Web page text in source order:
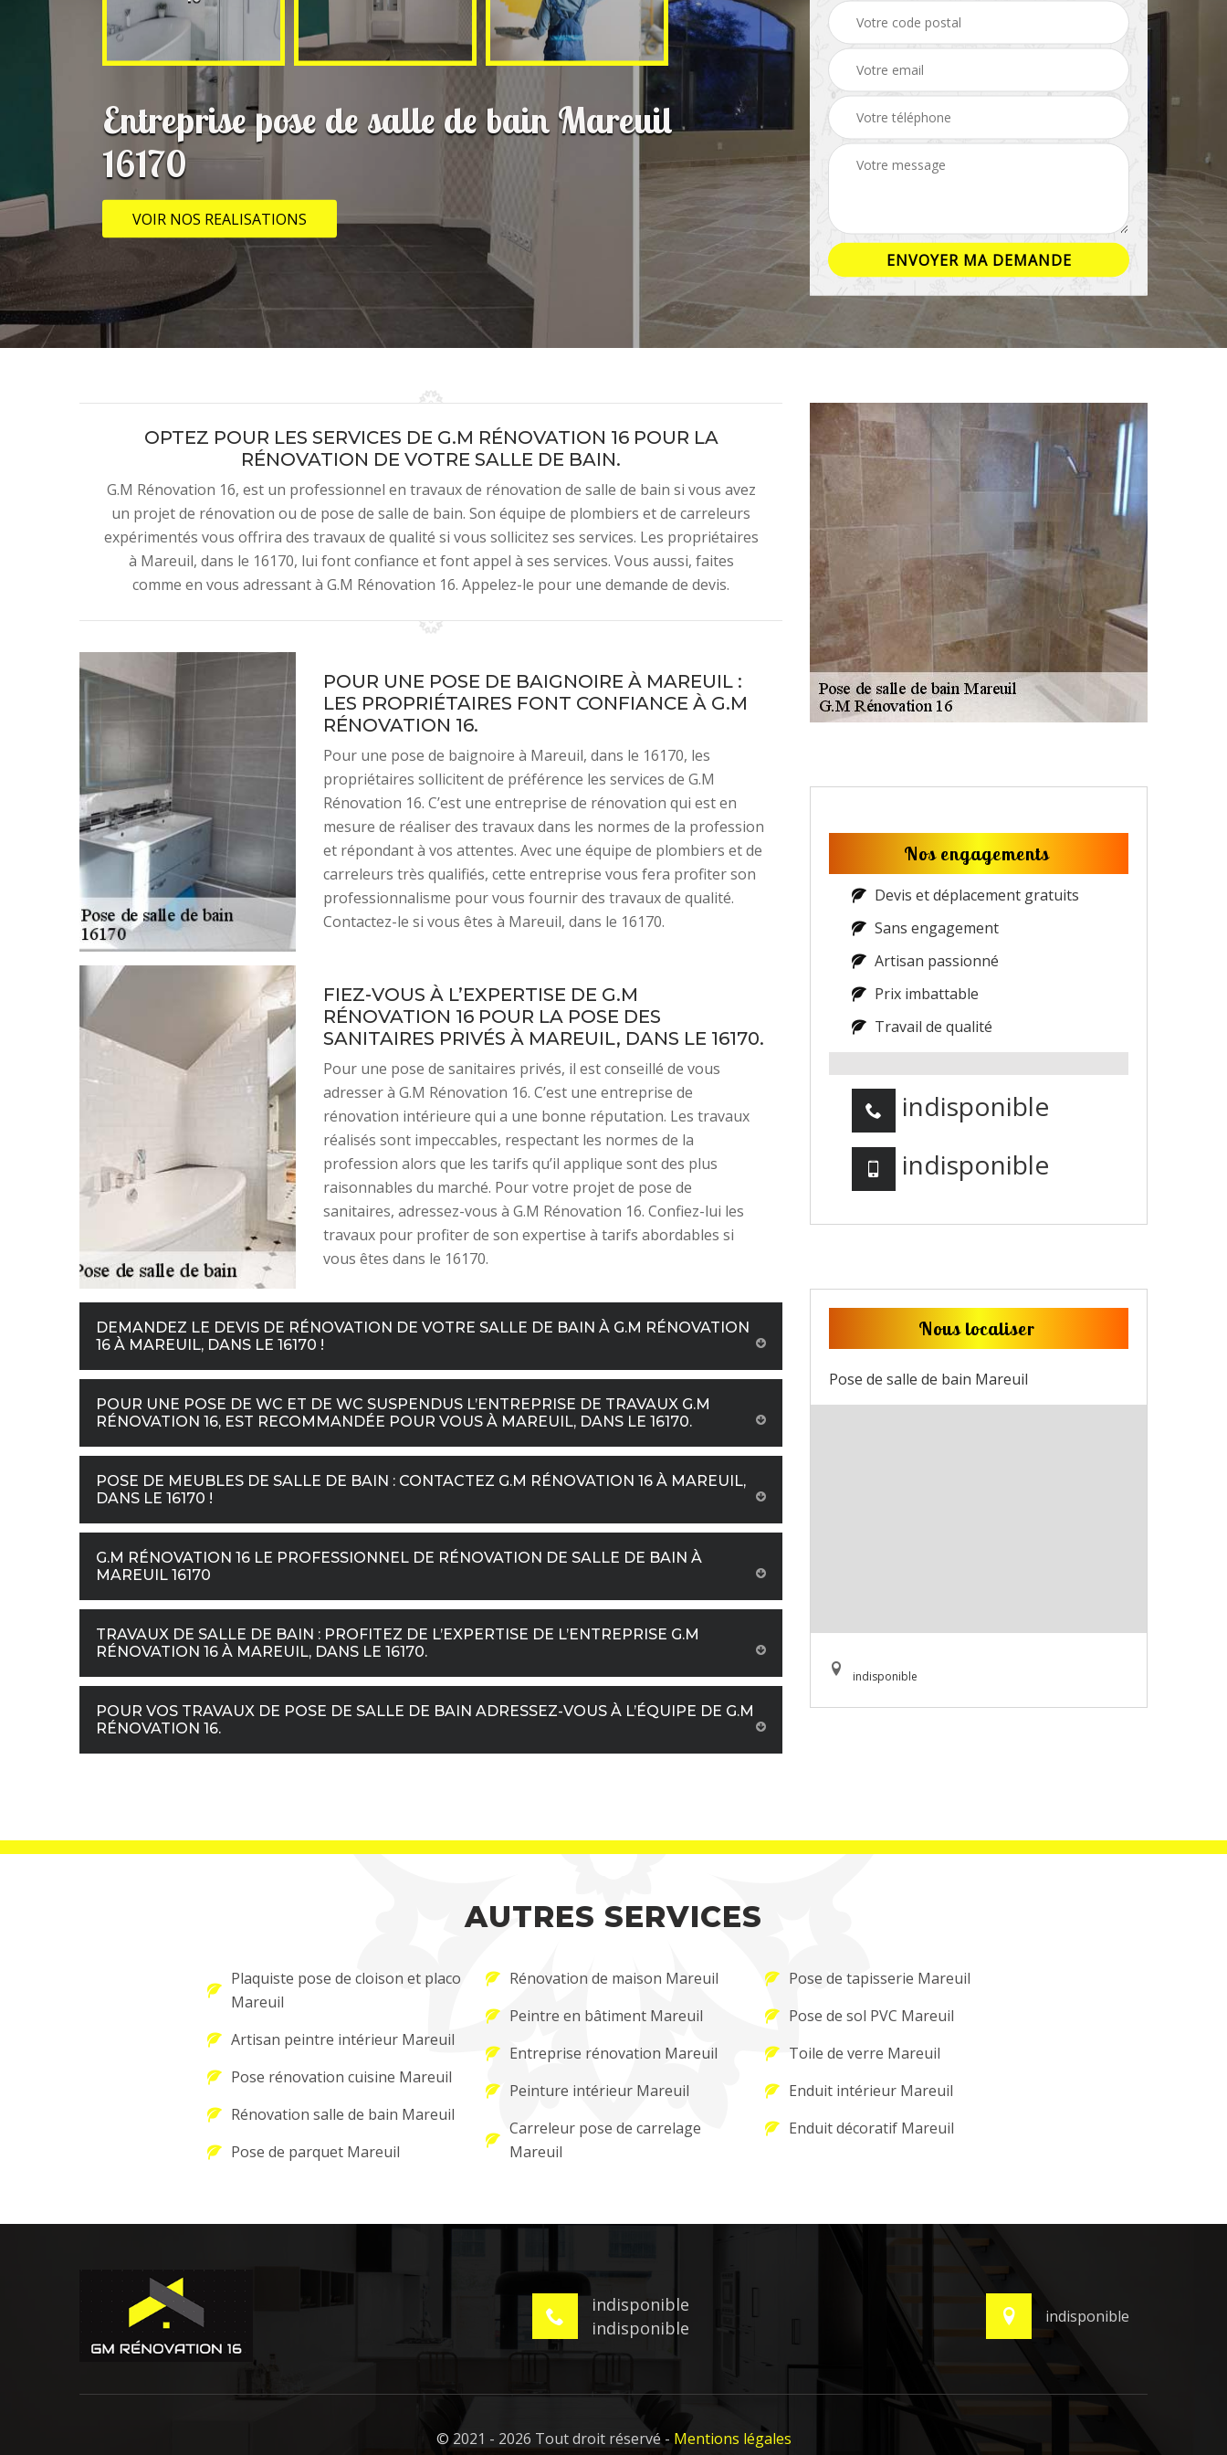
Entreprise pose de salle de bain Mareuil
16170
VOIR NOS REALISATIONS
OPTEZ POUR LES SERVICES DE G.M RÉNOVATION 16 POUR LA
RÉNOVATION DE VOTRE SALLE DE BAIN.
G.M Rénovation 16, est un professionnel en travaux de rénovation de salle de bain si vous avez
un projet de rénovation ou de pose de salle de bain. Son équipe de plombiers et de carreleurs
expérimentés vous offrira des travaux de qualité si vous sollicitez ses services. Les propriétaires
à Mareuil, dans le 16170, lui font confiance et font appel à ses services. Vous aussi, faites
comme en vous adressant à G.M Rénovation 16. Appelez-le pour une demande de devis.
POUR UNE POSE DE BAIGNOIRE À MAREUIL :
LES PROPRIÉTAIRES FONT CONFIANCE À G.M
RÉNOVATION 16.
Pour une pose de baignoire à Mareuil, dans le 16170, les
propriétaires sollicitent de préférence les services de G.M
Rénovation 16. C’est une entreprise de rénovation qui est en
mesure de réaliser des travaux dans les normes de la profession
et répondant à vos attentes. Avec une équipe de plombiers et de
carreleurs très qualifiés, cette entreprise vous fera profiter son
professionnalisme pour vous fournir des travaux de qualité.
Contactez-le si vous êtes à Mareuil, dans le 16170.
FIEZ-VOUS À L’EXPERTISE DE G.M
RÉNOVATION 16 POUR LA POSE DES
SANITAIRES PRIVÉS À MAREUIL, DANS LE 16170.
Pour une pose de sanitaires privés, il est conseillé de vous
adresser à G.M Rénovation 16. C’est une entreprise de
rénovation intérieure qui a une bonne réputation. Les travaux
réalisés sont impeccables, respectant les normes de la
profession alors que les tarifs qu’il applique sont des plus
raisonnables du marché. Pour votre projet de pose de
sanitaires, adressez-vous à G.M Rénovation 16. Confiez-lui les
travaux pour profiter de son expertise à tarifs abordables si
vous êtes dans le 16170.
DEMANDEZ LE DEVIS DE RÉNOVATION DE VOTRE SALLE DE BAIN À G.M RÉNOVATION
16 À MAREUIL, DANS LE 16170 !
POUR UNE POSE DE WC ET DE WC SUSPENDUS L’ENTREPRISE DE TRAVAUX G.M
RÉNOVATION 16, EST RECOMMANDÉE POUR VOUS À MAREUIL, DANS LE 16170.
POSE DE MEUBLES DE SALLE DE BAIN : CONTACTEZ G.M RÉNOVATION 16 À MAREUIL,
DANS LE 16170 !
G.M RÉNOVATION 16 LE PROFESSIONNEL DE RÉNOVATION DE SALLE DE BAIN À
MAREUIL 16170
TRAVAUX DE SALLE DE BAIN : PROFITEZ DE L’EXPERTISE DE L’ENTREPRISE G.M
RÉNOVATION 16 À MAREUIL, DANS LE 16170.
POUR VOS TRAVAUX DE POSE DE SALLE DE BAIN ADRESSEZ-VOUS À L’ÉQUIPE DE G.M
RÉNOVATION 16.
Nos engagements
Devis et déplacement gratuits
Sans engagement
Artisan passionné
Prix imbattable
Travail de qualité
indisponible
indisponible
Nous localiser
Pose de salle de bain Mareuil
indisponible
AUTRES SERVICES
Plaquiste pose de cloison et placo
Mareuil
Artisan peintre intérieur Mareuil
Pose rénovation cuisine Mareuil
Rénovation salle de bain Mareuil
Pose de parquet Mareuil
Rénovation de maison Mareuil
Peintre en bâtiment Mareuil
Entreprise rénovation Mareuil
Peinture intérieur Mareuil
Carreleur pose de carrelage
Mareuil
Pose de tapisserie Mareuil
Pose de sol PVC Mareuil
Toile de verre Mareuil
Enduit intérieur Mareuil
Enduit décoratif Mareuil
indisponible
indisponible
indisponible
© 2021 - 2026 Tout droit réservé - Mentions légales